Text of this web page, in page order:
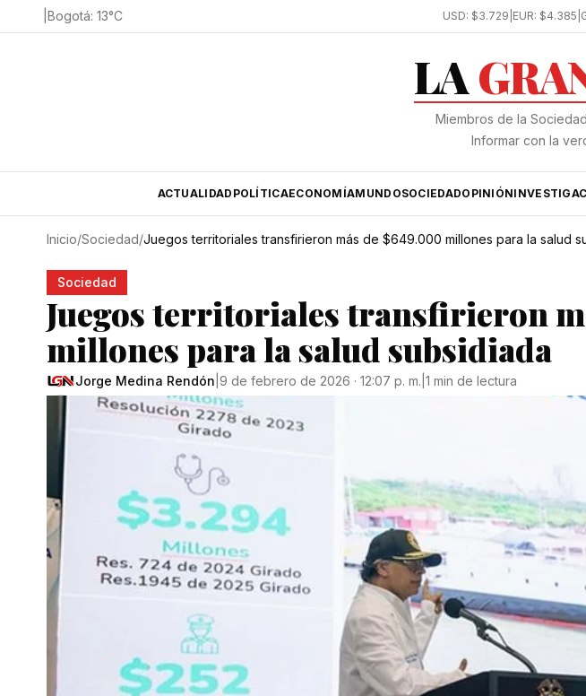
Bogotá: 13°C USD: $3.729 EUR: $4.385
LA
Miembros de la
Informar con la
ACTUALIDAD POLÍTICAECONOMÍAMUNDOSOCIEDADOPINIÓN
Inicio/Sociedad/Juegos territoriales transfirieron más de $649.000 millones para la salud
Sociedad
Juegos territoriales transfirieron
millones para la salud subsidiada
Jorge Medina Rendón 9 de febrero de 2026 · 12:07 p. m. 1 min de lectura